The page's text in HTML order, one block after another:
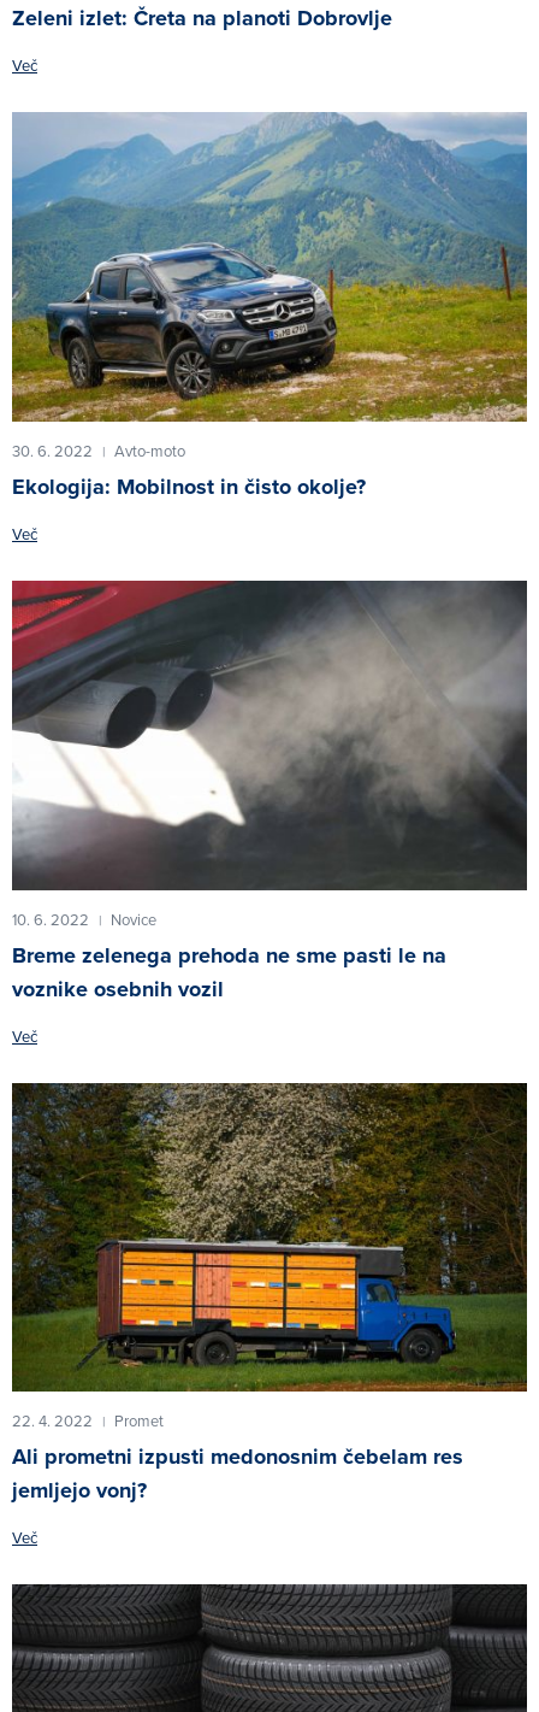
Zeleni izlet: Čreta na planoti Dobrovlje
Več
30. 6. 2022 | Avto-moto
Ekologija: Mobilnost in čisto okolje?
Več
10. 6. 2022 | Novice
Breme zelenega prehoda ne sme pasti le na
voznike osebnih vozil
Več
22. 4. 2022 | Promet
Ali prometni izpusti medonosnim čebelam res
jemljejo vonj?
Več